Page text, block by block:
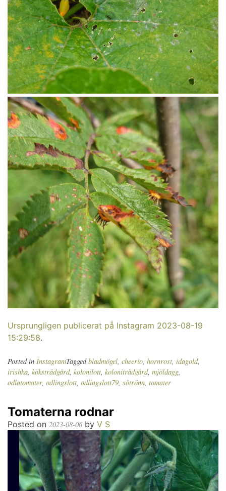
Ursprungligen publicerat på Instagram 2023-08-19
15:29:58.
Posted in InstagramTaggedbladmögel, cheerio, hornrost, idagold,
irishka, köksträdgård, kolonilott, koloniträdgård, mjöldagg,
odlatomater, odlingslott, odlingslott79, sötrönn, tomater
Tomaterna rodnar
Posted on 2023-08-06 by V S